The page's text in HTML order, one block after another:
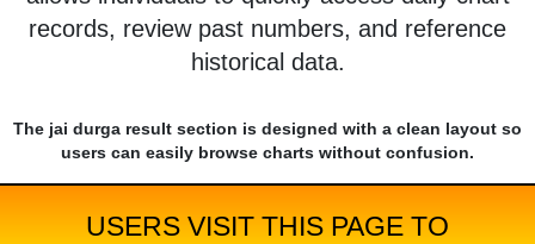
records, review past numbers, and reference
historical data.
The jai durga result section is designed with a clean layout so
users can easily browse charts without confusion.
USERS VISIT THIS PAGE TO